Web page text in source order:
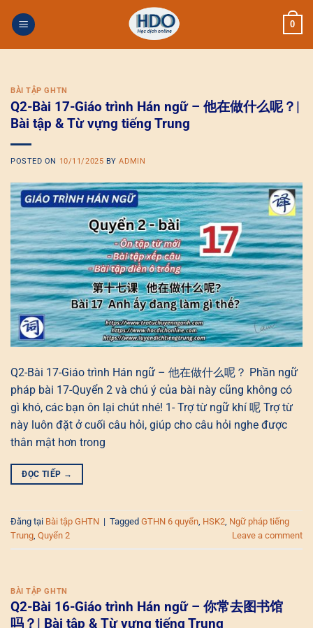
0
BÀI TẬP GHTN
Q2-Bài 17-Giáo trình Hán ngữ – 他在做什么呢？|
Bài tập & Từ vựng tiếng Trung
POSTED ON 10/11/2025 BYADMIN
Q2-Bài 17-Giáo trình Hán ngữ – 他在做什么呢？ Phần ngữ
pháp bài 17-Quyển 2 và chú ý của bài này cũng không có
gì khó, các bạn ôn lại chút nhé! 1- Trợ từ ngữ khí 呢 Trợ từ
này luôn đặt ở cuối câu hỏi, giúp cho câu hỏi nghe được
thân mật hơn trong
ĐỌC TIẾP →
Đăng tại Bài tập GHTN | Tagged GTHN 6 quyển, HSK2, Ngữ pháp tiếng
Trung, Quyển 2 Leave a comment
BÀI TẬP GHTN
Q2-Bài 16-Giáo trình Hán ngữ – 你常去图书馆
吗？| Bài tập & Từ vựng tiếng Trung